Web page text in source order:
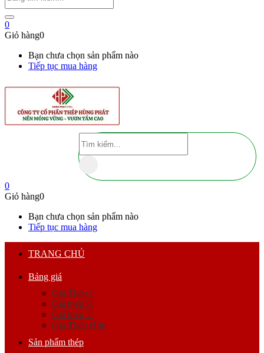
0
Giỏ hàng0
Bạn chưa chọn sản phẩm nào
Tiếp tục mua hàng
0
Giỏ hàng0
Bạn chưa chọn sản phẩm nào
Tiếp tục mua hàng
TRANG CHỦ
Bảng giá
Giá Thép I
Giá thép H
Giá thép U
Giá Thép Hộp
Sản phẩm thép